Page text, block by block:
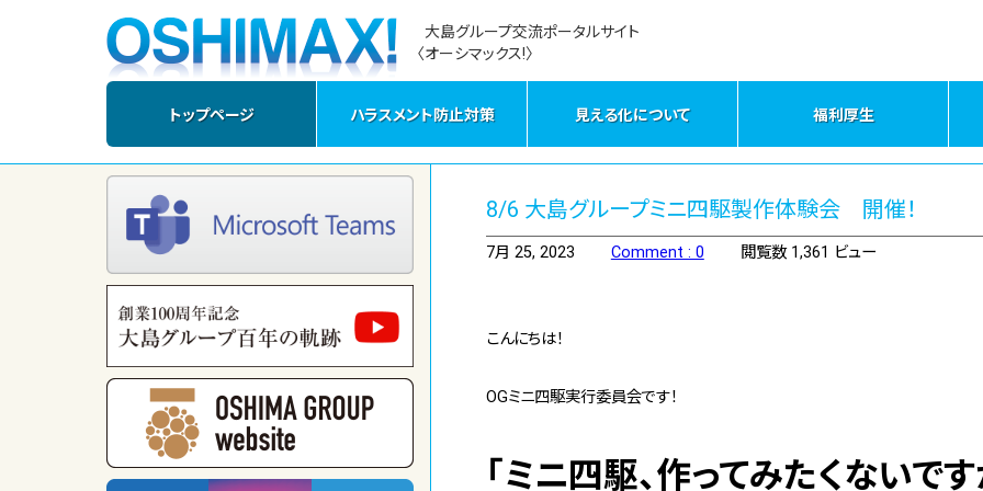
大島グループ交流ポータルサイト
〈オーシマックス!〉
トップページ ハラスメント防止対策 見える化について 福利厚生
8/6 大島グループミニ四駆製作体験会 開催！
7月 25, 2023 Comment : 0 閲覧数 1,361 ビュー
こんにちは！
OGミニ四駆実行委員会です！
「ミニ四駆、作ってみたくないです